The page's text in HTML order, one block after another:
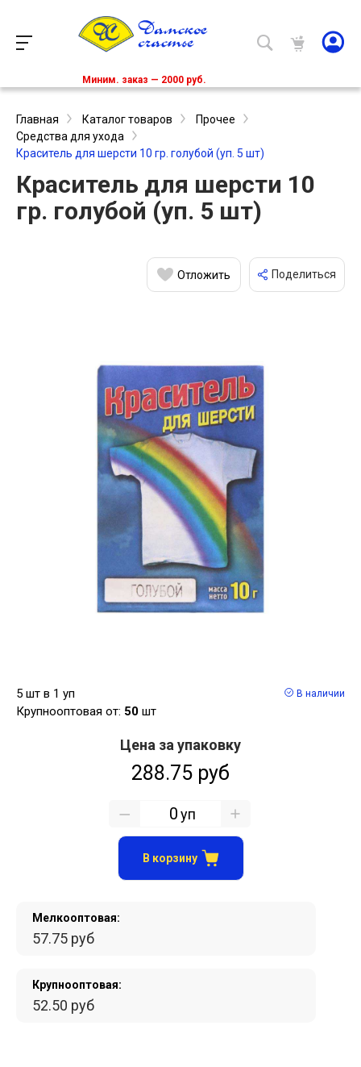
Миним. заказ — 2000 руб.
Главная Каталог товаров
Прочее
Средства для ухода
Краситель для шерсти 10 гр. голубой (уп. 5 шт)
Краситель для шерсти 10
гр. голубой (уп. 5 шт)
Отложить Поделиться
5 шт в 1 уп
Крупнооптовая от: 50 шт
В наличии
Мелкооптовая:
57.75 руб
Крупнооптовая:
52.50 руб
Цена за упаковку
288.75 руб
уп
В корзину